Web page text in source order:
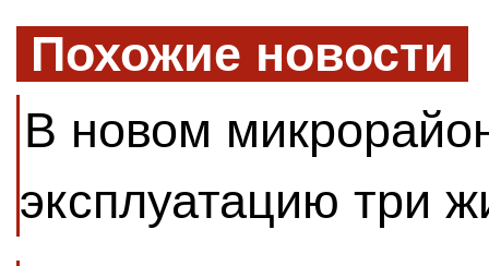
Похожие новости
В новом
эксплуатацию три